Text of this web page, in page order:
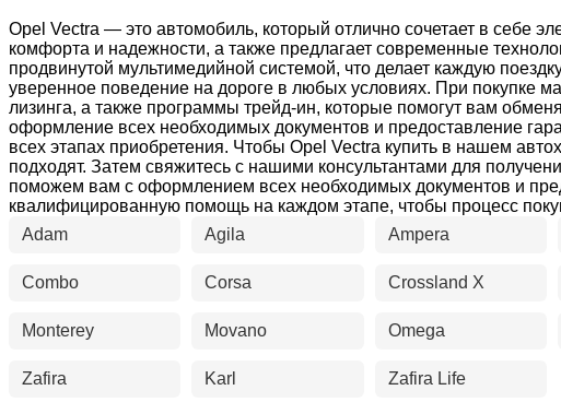
Opel Vectra — это автомобиль, который отлично сочетает в себе
комфорта и надежности, а также предлагает современные
продвинутой мультимедийной системой, что делает каждую
уверенное поведение на дороге в любых условиях. При покупке
лизинга, а также программы трейд-ин, которые помогут вам
оформление всех необходимых документов и предоставление
всех этапах приобретения. Чтобы Opel Vectra купить в нашем
подходят. Затем свяжитесь с нашими консультантами для
поможем вам с оформлением всех необходимых документов и
квалифицированную помощь на каждом этапе, чтобы процесс
Adam
Agila Ampera
Combo Corsa Crossland X
Monterey Movano Omega
Zafira Karl Zafira Life